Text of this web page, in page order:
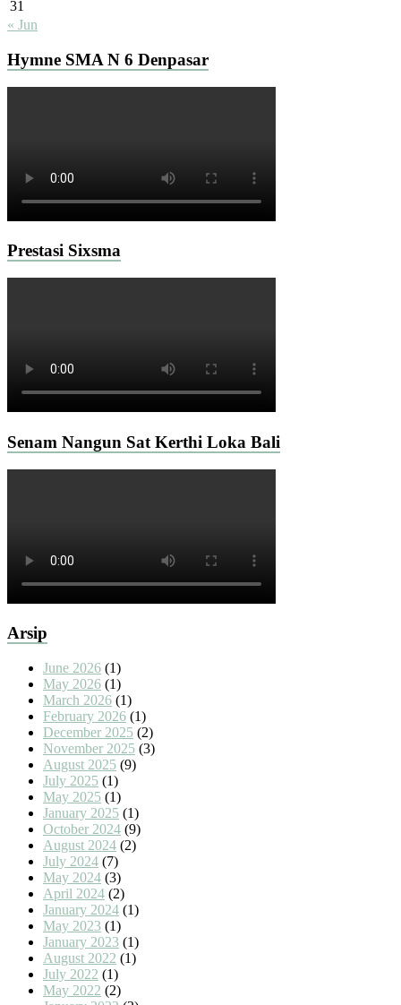
31
« Jun
Hymne SMA N 6 Denpasar
Prestasi Sixsma
Senam Nangun Sat Kerthi Loka Bali
Arsip
June 2026 (1)
May 2026 (1)
March 2026 (1)
February 2026 (1)
December 2025 (2)
November 2025 (3)
August 2025 (9)
July 2025 (1)
May 2025 (1)
January 2025 (1)
October 2024 (9)
August 2024 (2)
July 2024 (7)
May 2024 (3)
April 2024 (2)
January 2024 (1)
May 2023 (1)
January 2023 (1)
August 2022 (1)
July 2022 (1)
May 2022 (2)